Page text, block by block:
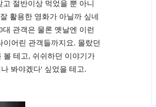
고 절반이상 먹었을 뿐 아니
활용한 영화가 아닐까 싶네
대 관객은 물론 옛날엔 이런
이어린 관객들까지요. 몰랐던
볼 테고, 쉬쉬하던 이야기가
봐야겠다' 싶었을 테고.